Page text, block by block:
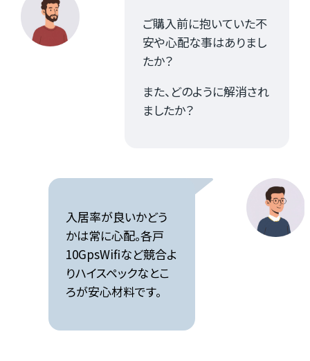
ご購入前に抱いていた不
安や心配な事はありまし
たか？
また、どのように解消され
ましたか？
入居率が良いかどう
かは常に心配。各戸
10GpsWifiなど競合よ
りハイスペックなとこ
ろが安心材料です。